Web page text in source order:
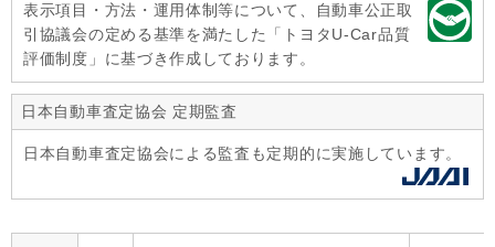
表示項目・方法・運用体制等について、自動車公正取
引協議会の定める基準を満たした「トヨタU-Car品質
評価制度」に基づき作成しております。
日本自動車査定協会 定期監査
日本自動車査定協会による監査も定期的に実施しています。